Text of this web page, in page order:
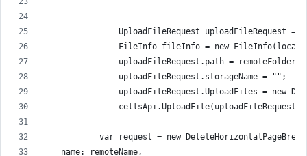
UploadFileRequest uploadFileRequest =
FileInfo fileInfo = new
uploadFileRequest.path = remoteFolder
                uploadFileRequest.storageName = "";
uploadFileRequest.UploadFiles = new
                cellsApi.UploadFile(uploadFileRequest);
var request = new
    name: remoteName,